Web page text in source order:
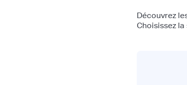
Découvrez
Choisissez